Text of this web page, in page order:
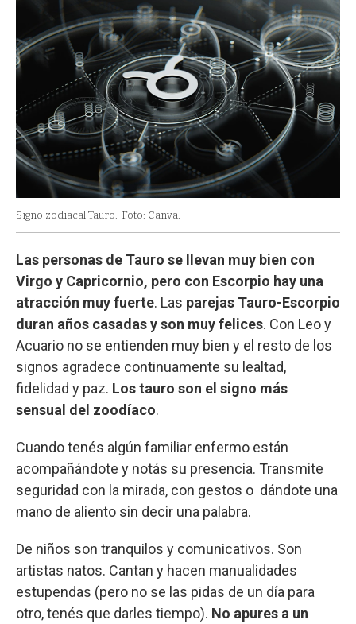
Signo zodiacal Tauro. Foto: Canva.
Las personas de Tauro se llevan muy bien con
Virgo y Capricornio, pero con Escorpio hay una
atracción muy fuerte. Las parejas Tauro-Escorpio
duran años casadas y son muy felices. Con Leo y
Acuario no se entienden muy bien y el resto de los
signos agradece continuamente su lealtad,
fidelidad y paz. Los tauro son el signo más
sensual del zoodíaco.
Cuando tenés algún familiar enfermo están
acompañándote y notás su presencia. Transmite
seguridad con la mirada, con gestos o dándote una
mano de aliento sin decir una palabra.
De niños son tranquilos y comunicativos. Son
artistas natos. Cantan y hacen manualidades
estupendas (pero no se las pidas de un día para
otro, tenés que darles tiempo). No apures a un